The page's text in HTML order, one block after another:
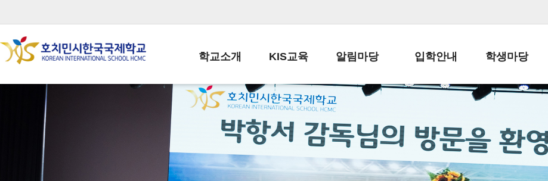
학교소개
학교장인사말
학교상징
학교연혁
KIS교육
교육목표
학사일정
일과시간표
알림마당
공지사항
납부금 안내
스쿨버스 운행 안내
입학안내
전-편입 서류양식
입학금/수업료
학생마당
학생생활규정
학교신문
자율진로동아리
유초등 소식지